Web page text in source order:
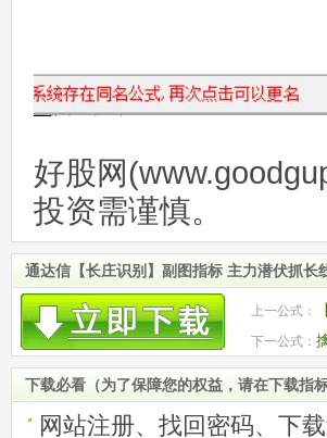
好股网
投资需谨慎。
通达信【长庄识别】副图指标 主力潜伏抓长
上一公式：
资金的买
下一公式：
选股 源码
下载必看（为了保障您的权益，请在下载指
网站注册、找回密码、下